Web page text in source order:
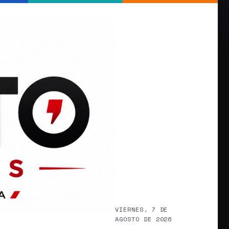
VIERNES, 7 DE
AGOSTO DE 2026